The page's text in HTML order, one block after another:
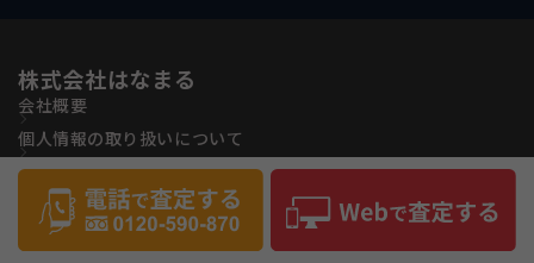
株式会社はなまる
会社概要
個人情報の取り扱いについて
古物営業法に基づく表記
反社会的勢力に対する基本方針
サイトマップ